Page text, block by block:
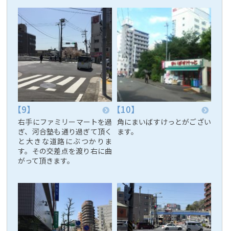
右手にファミリーマートを過
ぎ、河合塾も通り過ぎて頂く
と大きな道路にぶつかりま
す。その交差点を渡り右に曲
がって頂きます。
角にまいばすけっとがござい
ます。